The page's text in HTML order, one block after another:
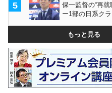
5
保一監督の“再
ー1部の日系ク
もっと見る